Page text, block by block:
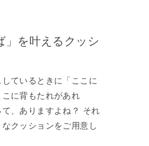
」を叶えるクッシ
ているときに「ここに
に背もたれがあれ
、ありますよね？ それ
クッションをご用意し